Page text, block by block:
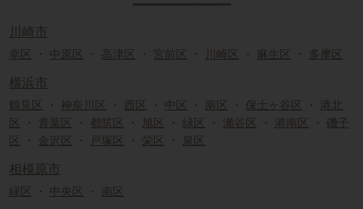
川崎市
幸区 ・ 中原区 ・ 高津区 ・ 宮前区 ・ 川崎区 ・ 麻生区 ・ 多摩区
横浜市
鶴見区 ・ 神奈川区 ・ 西区 ・ 中区 ・ 南区 ・ 保土ヶ谷区 ・ 港北
区
・ 青葉区 ・ 都筑区 ・ 旭区 ・ 緑区 ・ 瀬谷区 ・ 港南区 ・ 磯子
区
・ 金沢区 ・ 戸塚区 ・ 栄区 ・ 泉区
相模原市
緑区 ・ 中央区 ・ 南区